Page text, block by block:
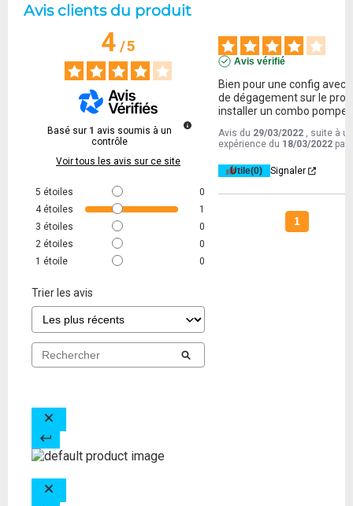
Avis clients du produit
4/5
Basé sur 1 avis soumis à un
contrôle
Voir tous les avis sur ce site
5 étoiles
0
4 étoiles
1
3 étoiles
0
2 étoiles
0
1 étoile 0
Trier les avis
Avis vérifié
Bien pour une config avec
de dégagement sur le
installer un combo pompe
Avis du 29/03/2022 , suite à
expérience du 18/03/2022 par
Utile(0) Signaler
1